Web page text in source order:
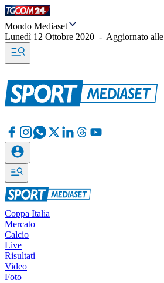
Mondo Mediaset
Lunedì 12 Ottobre 2020 - Aggiornato alle
Coppa Italia
Mercato
Calcio
Live
Risultati
Video
Foto